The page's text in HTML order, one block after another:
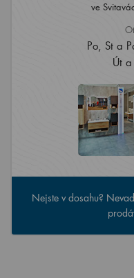
ve
Po, St a
Út
Nejste v dosahu?